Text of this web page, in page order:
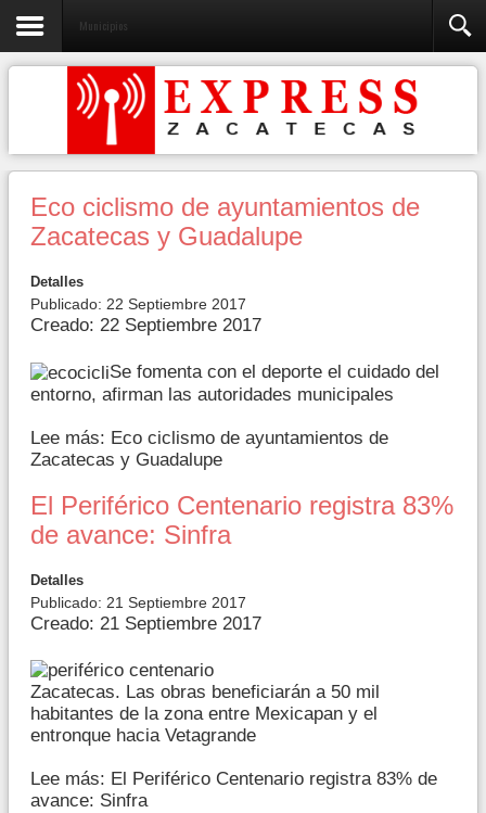
Municipios
Eco ciclismo de ayuntamientos de
Zacatecas y Guadalupe
Detalles
Publicado: 22 Septiembre 2017
Creado: 22 Septiembre 2017
Se fomenta con el deporte el cuidado del
entorno, afirman las autoridades municipales
Lee más: Eco ciclismo de ayuntamientos de
Zacatecas y Guadalupe
El Periférico Centenario registra 83%
de avance: Sinfra
Detalles
Publicado: 21 Septiembre 2017
Creado: 21 Septiembre 2017
Zacatecas. Las obras beneficiarán a 50 mil
habitantes de la zona entre Mexicapan y el
entronque hacia Vetagrande
Lee más: El Periférico Centenario registra 83% de
avance: Sinfra